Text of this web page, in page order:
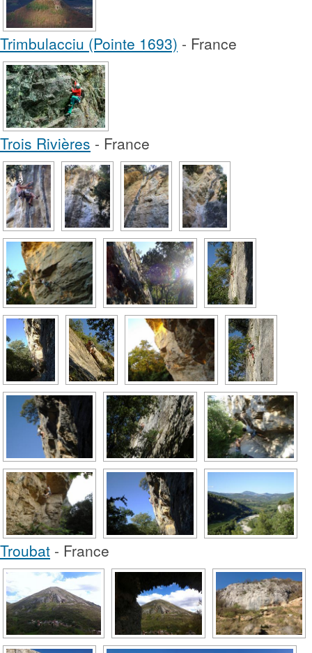
Trimbulacciu (Pointe 1693) - France
Trois Rivières - France
Troubat - France